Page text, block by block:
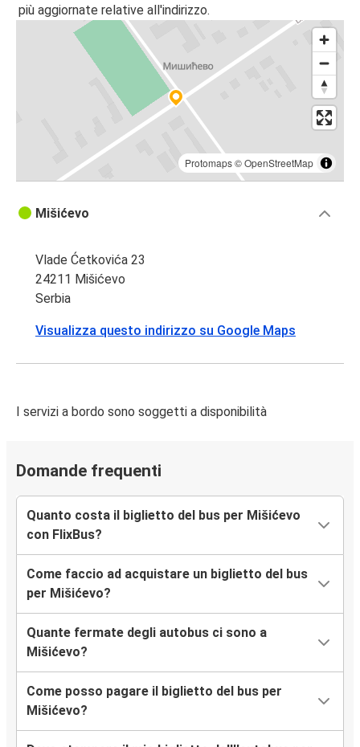
più aggiornate relative all'indirizzo.
Protomaps©OpenStreetMap
Mišićevo
Vlade Ćetkovića 23
24211 Mišićevo
Serbia
Visualizza questo indirizzo su Google Maps
I servizi a bordo sono soggetti a disponibilità
Domande frequenti
Quanto costa il biglietto del bus per Mišićevo
con FlixBus?
Come faccio ad acquistare un biglietto del bus
per Mišićevo?
Quante fermate degli autobus ci sono a
Mišićevo?
Come posso pagare il biglietto del bus per
Mišićevo?